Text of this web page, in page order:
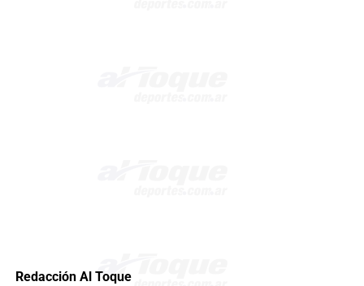
Redacción Al Toque